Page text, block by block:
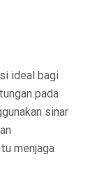
ideal bagi
pada
sinar
menjaga